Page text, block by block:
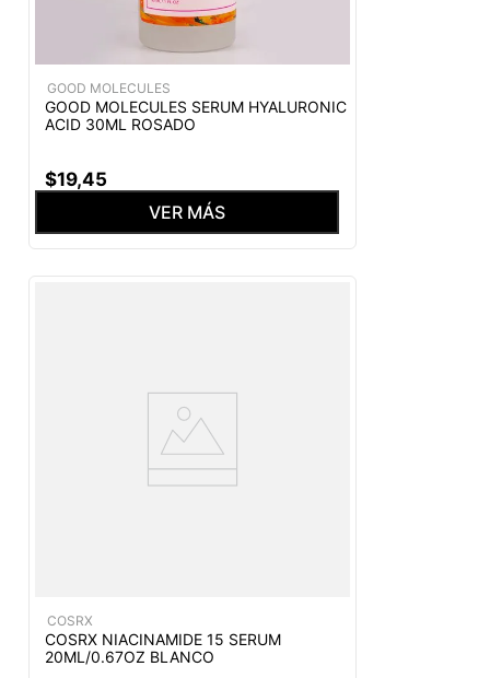
GOOD MOLECULES
GOOD MOLECULES SERUM HYALURONIC
ACID 30ML ROSADO
$19,45
VER MÁS
COSRX
COSRX NIACINAMIDE 15 SERUM
20ML/0.67OZ BLANCO